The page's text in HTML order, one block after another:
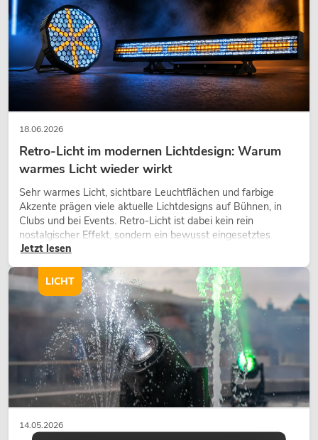
18.06.2026
Retro-Licht im modernen Lichtdesign: Warum
warmes Licht wieder wirkt
Sehr warmes Licht, sichtbare Leuchtflächen und farbige
Akzente prägen viele aktuelle Lichtdesigns auf Bühnen, in
Clubs und bei Events. Retro-Licht ist dabei kein rein
nostalgischer Effekt, sondern ein bewusst eingesetztes
Gestaltungsmittel: Es schafft Atmosphäre, gibt Szenen
Charakter und kann technische LED-Setups emotionaler
wirken lassen.
Jetzt lesen
14.05.2026
LICHT